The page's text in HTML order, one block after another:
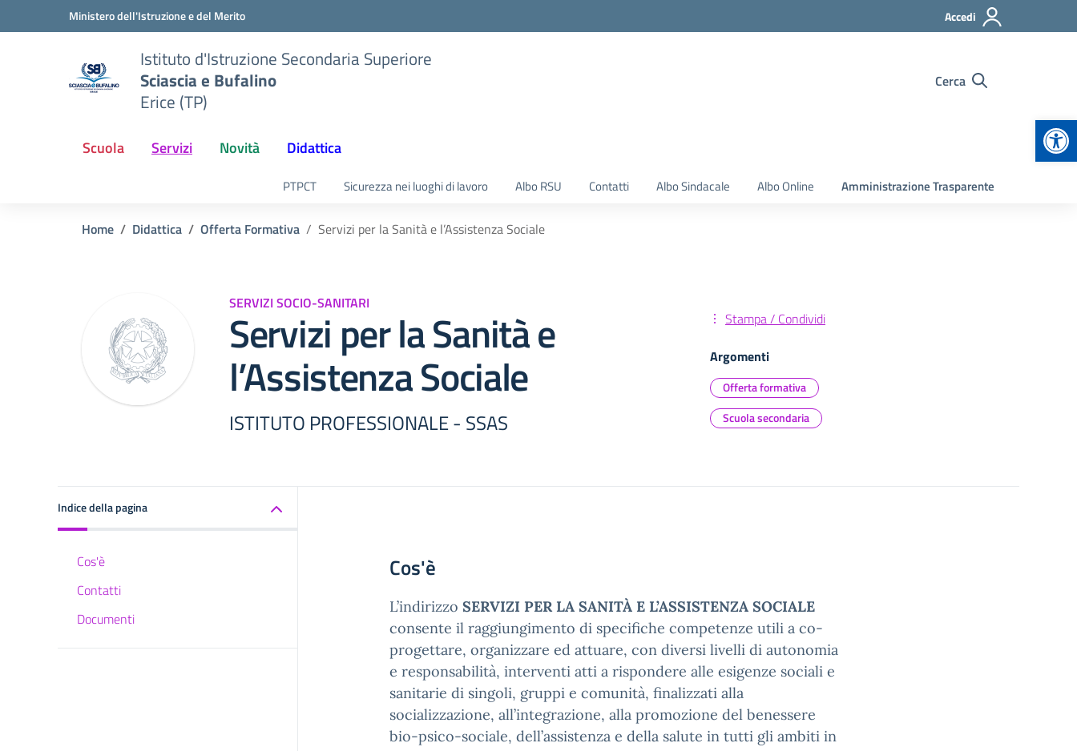
Vai ai contenuti
Vai al menu di navigazioneMinistero dell'Istruzione e del Merito Accedi
Istituto d'Istruzione Secondaria Superiore
Sciascia e Bufalino
Erice (TP)
Cerca
Scuola Servizi Novità Didattica
PTPCT Sicurezza nei luoghi di lavoro Albo RSU Contatti Albo Sindacale Albo Online Amministrazione Trasparente
Home Didattica Offerta Formativa Servizi per la Sanità e l’Assistenza Sociale
SERVIZI SOCIO-SANITARI
Servizi per la Sanità e
l’Assistenza Sociale
ISTITUTO PROFESSIONALE - SSAS
Stampa / Condividi
Argomenti
Offerta formativa
Scuola secondaria
Indice della pagina
Cos'è
Contatti
Documenti
Cos'è
L’indirizzo SERVIZI PER LA SANITÀ E L’ASSISTENZA SOCIALE
consente il raggiungimento di specifiche competenze utili a co-
progettare, organizzare ed attuare, con diversi livelli di autonomia
e responsabilità, interventi atti a rispondere alle esigenze sociali e
sanitarie di singoli, gruppi e comunità, finalizzati alla
socializzazione, all’integrazione, alla promozione del benessere
bio-psico-sociale, dell’assistenza e della salute in tutti gli ambiti in